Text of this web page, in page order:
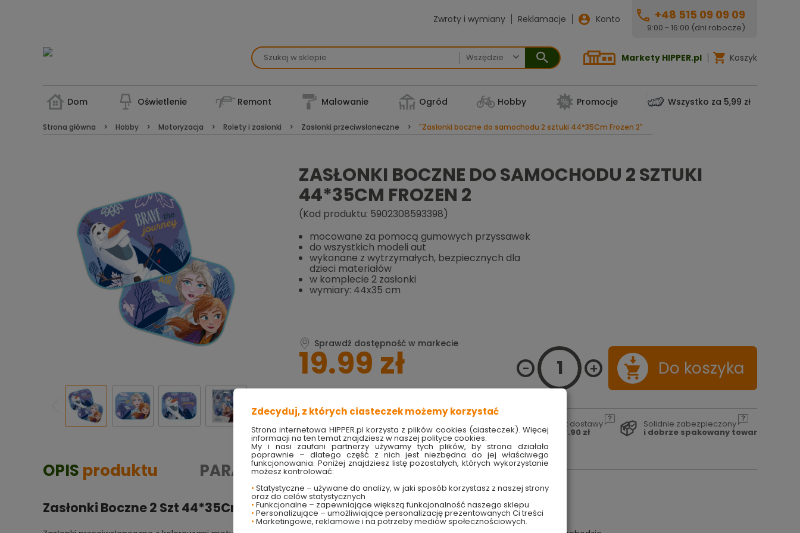
Zwroty i wymiany Reklamacje Konto +48 515 09 09 09
9:00 - 16:00 (dni robocze)
 Markety HIPPER.pl Koszyk
Dom Oświetlenie Remont Malowanie Ogród Hobby Promocje Wszystko za 5,99 zł
Strona główna Hobby Motoryzacja Rolety i zasłonki Zasłonki przeciwsłoneczne "Zasłonki boczne do samochodu 2 sztuki 44*35Cm Frozen 2"
ZASŁONKI BOCZNE DO SAMOCHODU 2 SZTUKI
44*35CM FROZEN 2
(Kod produktu: 5902308593398)
mocowane za pomocą gumowych przyssawek
do wszystkich modeli aut
wykonane z wytrzymałych, bezpiecznych dla
dzieci materiałów
w komplecie 2 zasłonki
wymiary: 44x35 cm
Sprawdź dostępność w markecie
19.99 zł Do koszyka
Ilość 42 szt
Szybka wysyłka
w ciągu 30 dni
Koszt dostawy
od 17.90 zł
Solidnie zabezpieczony
i dobrze spakowany towar
OPIS produktu PARAMETRYtechniczne
Zasłonki Boczne 2 Szt 44*35Cm
Zdecyduj, z których ciasteczek możemy korzystać
Strona internetowa HIPPER.pl korzysta z plików cookies (ciasteczek). Więcej
informacji na ten temat znajdziesz w naszej polityce cookies.
My i nasi zaufani partnerzy używamy tych plików, by strona działała
poprawnie – dlatego część z nich jest niezbędna do jej właściwego
funkcjonowania. Poniżej znajdziesz listę pozostałych, których wykorzystanie
możesz kontrolować:
• Statystyczne – używane do analizy, w jaki sposób korzystasz z naszej strony
oraz do celów statystycznych
• Funkcjonalne – zapewniające większą funkcjonalność naszego sklepu
• Personalizujące – umożliwiające personalizację prezentowanych Ci treści
• Marketingowe, reklamowe i na potrzeby mediów społecznościowych.